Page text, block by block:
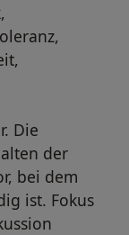
Die
der
bei dem
ist. Fokus